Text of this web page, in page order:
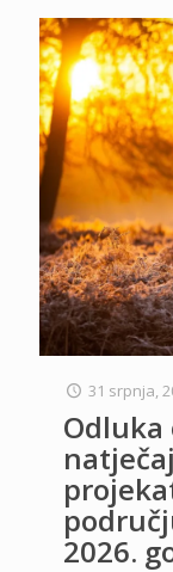
31 srpnja,
Odluka
2026.